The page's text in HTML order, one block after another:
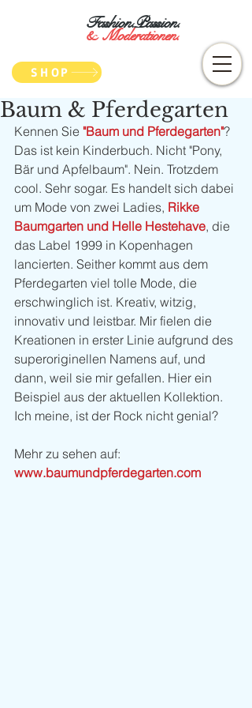
Fashion.Passion.
&Moderationen.
SHOP
Baum & Pferdegarten
Kennen Sie "Baum und Pferdegarten"?
Das ist kein Kinderbuch. Nicht "Pony,
Bär und Apfelbaum". Nein. Trotzdem
cool. Sehr sogar. Es handelt sich dabei
um Mode von zwei Ladies, Rikke
Baumgarten und Helle Hestehave, die
das Label 1999 in Kopenhagen
lancierten. Seither kommt aus dem
Pferdegarten viel tolle Mode, die
erschwinglich ist. Kreativ, witzig,
innovativ und leistbar. Mir fielen die
Kreationen in erster Linie aufgrund des
superoriginellen Namens auf, und
dann, weil sie mir gefallen. Hier ein
Beispiel aus der aktuellen Kollektion.
Ich meine, ist der Rock nicht genial?
Mehr zu sehen auf:
www.baumundpferdegarten.com